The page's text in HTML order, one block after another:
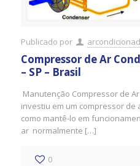
Publicado por
Compressor de Ar
– SP – Brasil
Manutenção Compressor de
investiu em um compressor
como mantê-lo em
ar normalmente […]
0